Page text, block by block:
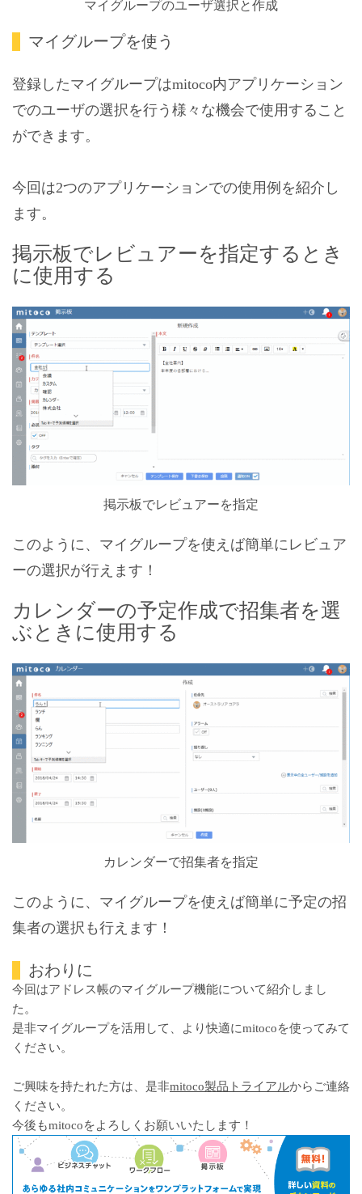
マイグループのユーザ選択と作成
マイグループを使う
登録したマイグループはmitoco内アプリケーション
でのユーザの選択を行う様々な機会で使用すること
ができます。
今回は2つのアプリケーションでの使用例を紹介し
ます。
掲示板でレビュアーを指定するとき
に使用する
掲示板でレビュアーを指定
このように、マイグループを使えば簡単にレビュア
ーの選択が行えます！
カレンダーの予定作成で招集者を選
ぶときに使用する
カレンダーで招集者を指定
このように、マイグループを使えば簡単に予定の招
集者の選択も行えます！
おわりに
今回はアドレス帳のマイグループ機能について紹介しまし
た。
是非マイグループを活用して、より快適にmitocoを使ってみて
ください。
ご興味を持たれた方は、是非mitoco製品トライアルからご連絡
ください。
今後もmitocoをよろしくお願いいたします！